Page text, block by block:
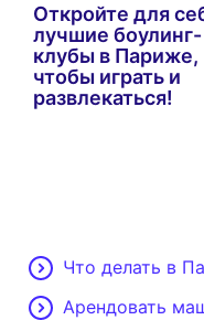
Откройте для
лучшие боулинг-
клубы в Париже,
чтобы играть и
развлекаться!
Что делать в
Арендовать